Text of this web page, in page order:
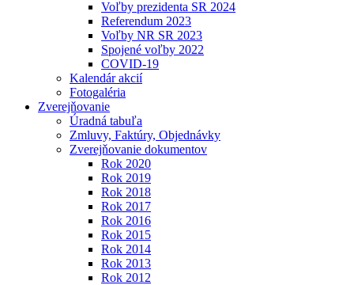
Voľby prezidenta SR 2024
Referendum 2023
Voľby NR SR 2023
Spojené voľby 2022
COVID-19
Kalendár akcií
Fotogaléria
Zverejňovanie
Úradná tabuľa
Zmluvy, Faktúry, Objednávky
Zverejňovanie dokumentov
Rok 2020
Rok 2019
Rok 2018
Rok 2017
Rok 2016
Rok 2015
Rok 2014
Rok 2013
Rok 2012